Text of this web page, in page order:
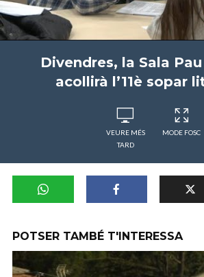
Divendres, la Sala
acollirà l’11è sopar
VEURE MÉS
TARD
MODE FOSC
POTSER TAMBÉ T'INTERESSA